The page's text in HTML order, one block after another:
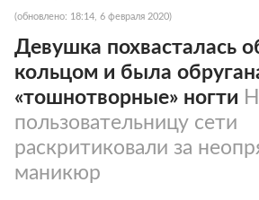
(обновлено: 18:14, 6 февраля 2020)
Девушка похвасталась
кольцом и была
«тошнотворные» ногти
пользовательницу сети
раскритиковали за
маникюр